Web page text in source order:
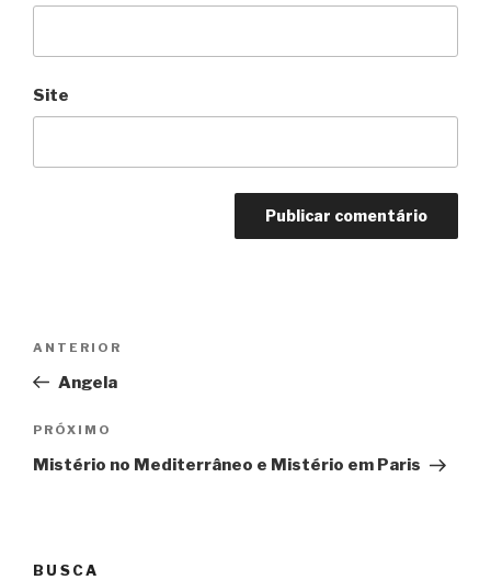
Site
Post
Anterior
ANTERIOR
Angela
Próximo
PRÓXIMO
Mistério no Mediterrâneo e Mistério em Paris
BUSCA